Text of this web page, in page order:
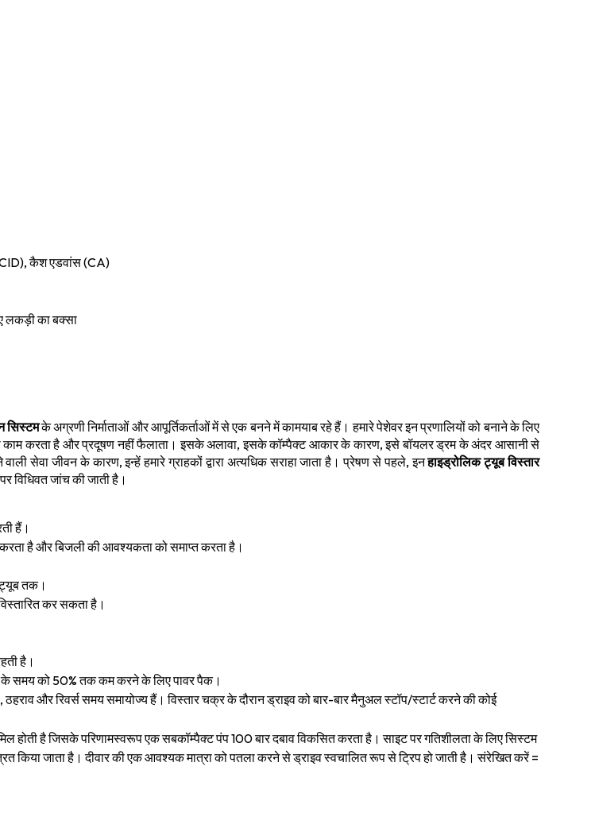
कैश एडवांस (CA)
लकड़ी का बक्सा
सिस्टमके अग्रणी निर्माताओं और आपूर्तिकर्ताओं में से एक बनने में कामयाब रहे हैं। हमारे पेशेवर इन प्रणालियों को बनाने के लिए
काम करता है और प्रदूषण नहीं फैलाता। इसके अलावा, इसके कॉम्पैक्ट आकार के कारण, इसे बॉयलर ड्रम के अंदर आसानी से
सेवा जीवन के कारण, इन्हें हमारे ग्राहकों द्वारा अत्यधिक सराहा जाता है। प्रेषण से पहले, इनहाइड्रोलिक ट्यूब विस्तार
विधिवत जांच की जाती है।
हैं।
है और बिजली की आवश्यकता को समाप्त करता है।
तक।
कर सकता है।
है।
के समय को 50% तक कम करने के लिए पावर पैक।
और रिवर्स समय समायोज्य हैं। विस्तार चक्र के दौरान ड्राइव को बार-बार मैनुअल स्टॉप/स्टार्ट करने की कोई
होती है जिसके परिणामस्वरूप एक सबकॉम्पैक्ट पंप 100 बार दबाव विकसित करता है। साइट पर गतिशीलता के लिए सिस्टम
किया जाता है। दीवार की एक आवश्यक मात्रा को पतला करने से ड्राइव स्वचालित रूप से ट्रिप हो जाती है। संरेखित करें =